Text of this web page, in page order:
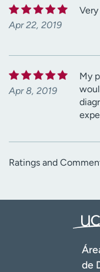
Apr 22, 2019
Apr 8, 2019
My
Ratings and
de